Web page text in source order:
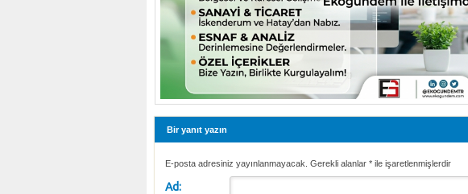
Bir yanıt yazın
E-posta adresiniz yayınlanmayacak. Gerekli alanlar * ile işaretlenmişlerdir
Ad: